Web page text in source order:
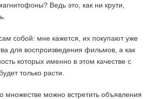
Ведь это, как ни крути,
собой: мне кажется, их покупают уже
для воспроизведения фильмов, а как
которых именно в этом качестве с
только расти.
множестве можно встретить объявления